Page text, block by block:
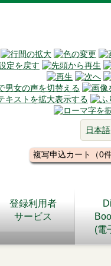
日本語
複写申込カート（0件
登録利用者
サービス
(電